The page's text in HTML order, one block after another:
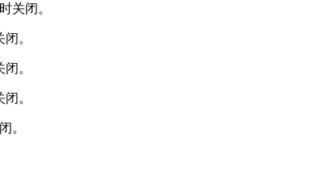
关闭。
。
。
。
。